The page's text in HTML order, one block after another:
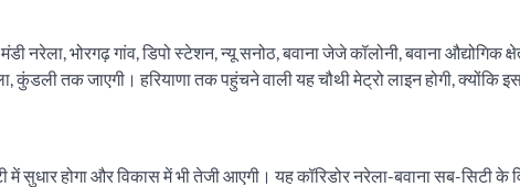
भोरगढ़ गांव, डिपो स्टेशन, न्यू सनोठ, बवाना जेजे कॉलोनी, बवाना औद्योगिक
कुंडली तक जाएगी। हरियाणा तक पहुंचने वाली यह चौथी मेट्रो लाइन होगी, क्योंकि
सुधार होगा और विकास में भी तेजी आएगी। यह कॉरिडोर नरेला-बवाना सब-सिटी के